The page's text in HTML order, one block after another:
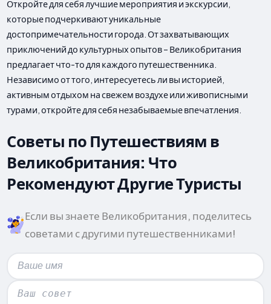
Откройте для себя лучшие мероприятия и экскурсии,
которые подчеркивают уникальные
достопримечательности города. От захватывающих
приключений до культурных опытов – Великобритания
предлагает что-то для каждого путешественника.
Независимо от того, интересуетесь ли вы историей,
активным отдыхом на свежем воздухе или живописными
турами, откройте для себя незабываемые впечатления.
Советы по Путешествиям в
Великобритания: Что
Рекомендуют Другие Туристы
Если вы знаете Великобритания, поделитесь
советами с другими путешественниками!